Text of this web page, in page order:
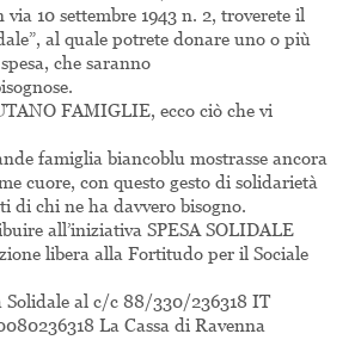
10 settembre 1943 n. 2, troverete il
al quale potrete donare uno o più
che saranno
FAMIGLIE, ecco ciò che vi
famiglia biancoblu mostrasse ancora
cuore, con questo gesto di solidarietà
di chi ne ha davvero bisogno.
all’iniziativa SPESA SOLIDALE
libera alla Fortitudo per il Sociale
Solidale al c/c 88/330/236318 IT
La Cassa di Ravenna